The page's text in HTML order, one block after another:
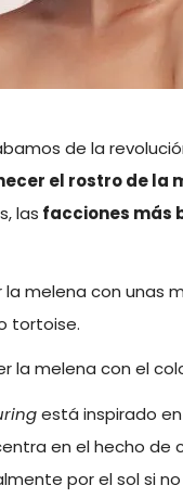
de la
el rostro de la
las facciones más
melena con unas
tortoise.
melena con el
está inspirado
en el hecho de
por el sol si